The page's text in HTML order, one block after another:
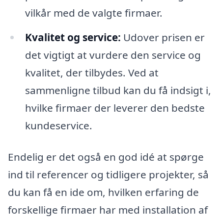
vilkår med de valgte firmaer.
Kvalitet og service: Udover prisen er
det vigtigt at vurdere den service og
kvalitet, der tilbydes. Ved at
sammenligne tilbud kan du få indsigt i,
hvilke firmaer der leverer den bedste
kundeservice.
Endelig er det også en god idé at spørge
ind til referencer og tidligere projekter, så
du kan få en ide om, hvilken erfaring de
forskellige firmaer har med installation af